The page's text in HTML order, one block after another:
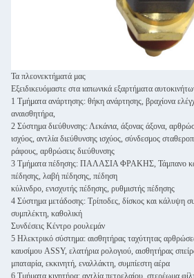
Τα πλεονεκτήματά μας
Εξειδικευόμαστε στα ιαπωνικά εξαρτήματα
1 Τμήματα ανάρτησης: θήκη ανάρτησης, βραχίονα
αναισθητήρα,
2 Σύστημα διεύθυνσης: Λεκάνια, άξονας άξονα,
ισχύος, αντλία διεύθυνσης ισχύος, σύνδεσμος
ράφους, αρθρώσεις διεύθυνσης
3 Τμήματα πέδησης: ΠΑΛΑΣΙΑ ΦΡΑΚΗΣ, Τάμπανο και
πέδησης, λαβή πέδησης, πέδηση
κύλινδρο, ενισχυτής πέδησης, ρυθμιστής πέδησης
4 Σύστημα μετάδοσης: Τρίποδες, δίσκος και κάλυψη
συμπλέκτη, καθολική
Συνδέσεις Κέντρο ρουλεμάν
5 Ηλεκτρικό σύστημα: αισθητήρας ταχύτητας
καυσίμου ASSY, ελατήρια ρολογιού, αισθητήρας
μπαταρία, εκκινητή, εναλλάκτη, συμπίεστη αέρα
6 Τμήματα κινητήρα: αντλία πετρελαίου, στερέωμα